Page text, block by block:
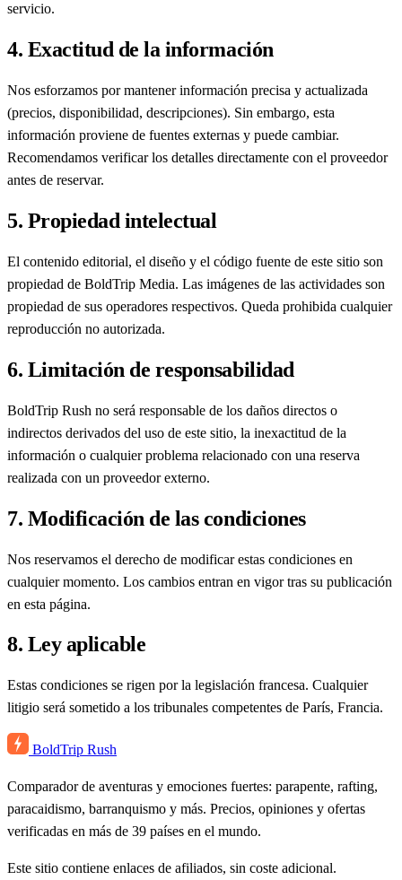
servicio.
4. Exactitud de la información
Nos esforzamos por mantener información precisa y actualizada
(precios, disponibilidad, descripciones). Sin embargo, esta
información proviene de fuentes externas y puede cambiar.
Recomendamos verificar los detalles directamente con el proveedor
antes de reservar.
5. Propiedad intelectual
El contenido editorial, el diseño y el código fuente de este sitio son
propiedad de BoldTrip Media. Las imágenes de las actividades son
propiedad de sus operadores respectivos. Queda prohibida cualquier
reproducción no autorizada.
6. Limitación de responsabilidad
BoldTrip Rush no será responsable de los daños directos o
indirectos derivados del uso de este sitio, la inexactitud de la
información o cualquier problema relacionado con una reserva
realizada con un proveedor externo.
7. Modificación de las condiciones
Nos reservamos el derecho de modificar estas condiciones en
cualquier momento. Los cambios entran en vigor tras su publicación
en esta página.
8. Ley aplicable
Estas condiciones se rigen por la legislación francesa. Cualquier
litigio será sometido a los tribunales competentes de París, Francia.
BoldTrip Rush
Comparador de aventuras y emociones fuertes: parapente, rafting,
paracaidismo, barranquismo y más. Precios, opiniones y ofertas
verificadas en más de 39 países en el mundo.
Este sitio contiene enlaces de afiliados, sin coste adicional.